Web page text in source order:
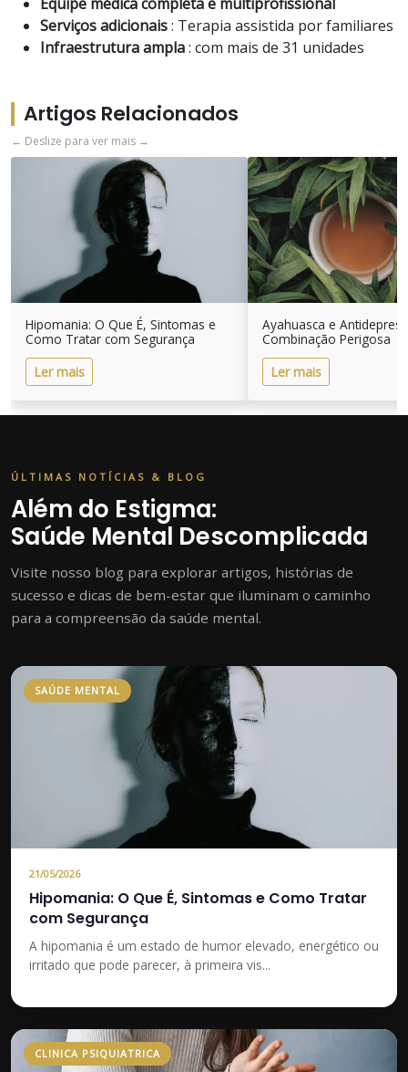
Serviços adicionais: Terapia assistida por familiares
Infraestrutura ampla: com mais de 31 unidades
Artigos Relacionados
← Deslize para ver mais →
Hipomania: O Que É, Sintomas e
Como Tratar com Segurança
Ler mais
Ayahuasca e
Combinação Perigosa
Ler mais
ÚLTIMAS NOTÍCIAS & BLOG
Além do Estigma:
Saúde Mental Descomplicada
Visite nosso blog para explorar artigos, histórias de
sucesso e dicas de bem-estar que iluminam o caminho
para a compreensão da saúde mental.
SAÚDE MENTAL
21/05/2026
Hipomania: O Que É, Sintomas e Como Tratar
com Segurança
A hipomania é um estado de humor elevado, energético ou
irritado que pode parecer, à primeira vis...
CLINICA PSIQUIATRICA